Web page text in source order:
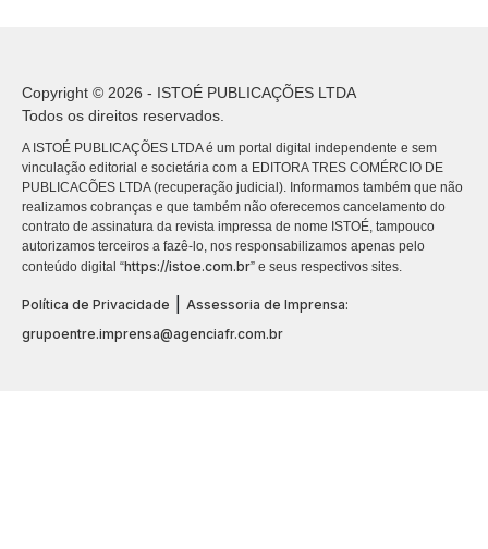
Copyright © 2026 - ISTOÉ PUBLICAÇÕES LTDA
Todos os direitos reservados.
A ISTOÉ PUBLICAÇÕES LTDA é um portal digital independente e sem
vinculação editorial e societária com a EDITORA TRES COMÉRCIO DE
PUBLICACÕES LTDA (recuperação judicial). Informamos também que não
realizamos cobranças e que também não oferecemos cancelamento do
contrato de assinatura da revista impressa de nome ISTOÉ, tampouco
autorizamos terceiros a fazê-lo, nos responsabilizamos apenas pelo
conteúdo digital “https://istoe.com.br” e seus respectivos sites.
Política de Privacidade | Assessoria de Imprensa:
grupoentre.imprensa@agenciafr.com.br